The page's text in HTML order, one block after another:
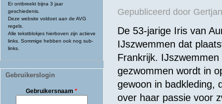
Er ontbreekt bijna 3 jaar
geschiedenis.
Deze website voldoet aan de AVG
regels.
Alle tekstblokjes hierboven zijn actieve
links. Sommige hebben ook nog sub-
links.
Gebruikerslogin
Gebruikersnaam*
Gepubliceerd door
De 53-jarige Iris van
IJszwemmen dat
Frankrijk.
gezwommen wordt in
gewoon in badkleding,
over haar passie voor